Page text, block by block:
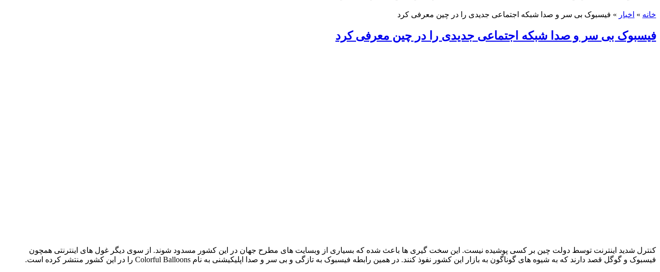
خانه » اخبار » فیسبوک بی سر و صدا شبکه اجتماعی جدیدی را در چین معرفی کرد
فیسبوک بی سر و صدا شبکه اجتماعی جدیدی را در چین معرفی کرد
کنترل شدید اینترنت توسط دولت چین بر کسی پوشیده نیست. این سخت گیری ها باعث شده که بسیاری از وبسایت های مطرح جهان در این کشور مسدود شوند. از سوی دیگر غول های اینترنتی همچون
فیسبوک و گوگل قصد دارند که به شیوه های گوناگون به بازار این کشور نفوذ کنند. در همین رابطه فیسبوک به تازگی و بی سر و صدا اپلیکیشنی به نام Colorful Balloons را در این کشور منتشر کرده است.